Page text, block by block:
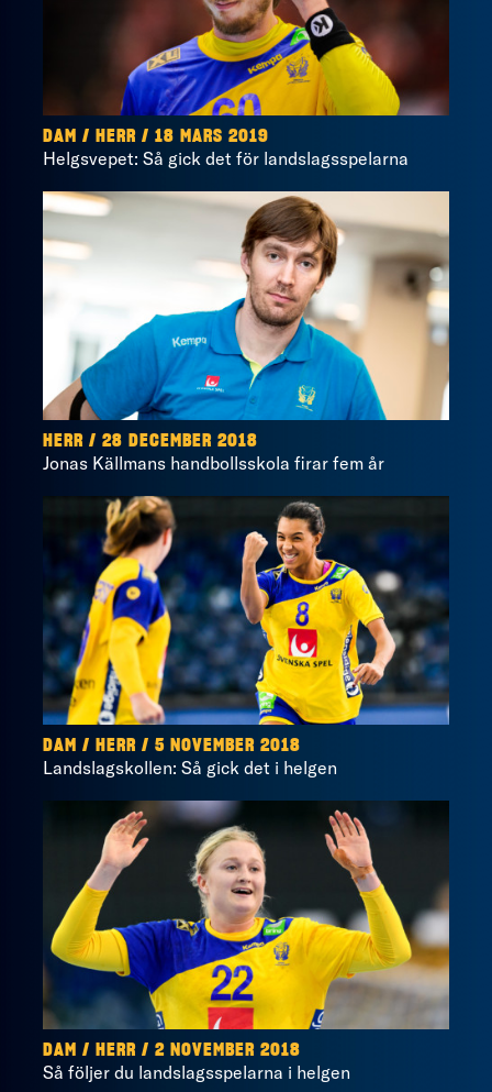
DAM / HERR / 18 MARS 2019
Helgsvepet: Så gick det för landslagsspelarna
HERR / 28 DECEMBER 2018
Jonas Källmans handbollsskola firar fem år
DAM / HERR / 5 NOVEMBER 2018
Landslagskollen: Så gick det i helgen
DAM / HERR / 2 NOVEMBER 2018
Så följer du landslagsspelarna i helgen